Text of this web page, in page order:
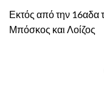
Εκτός από την 16αδα
Μπόσκος και Λοίζος